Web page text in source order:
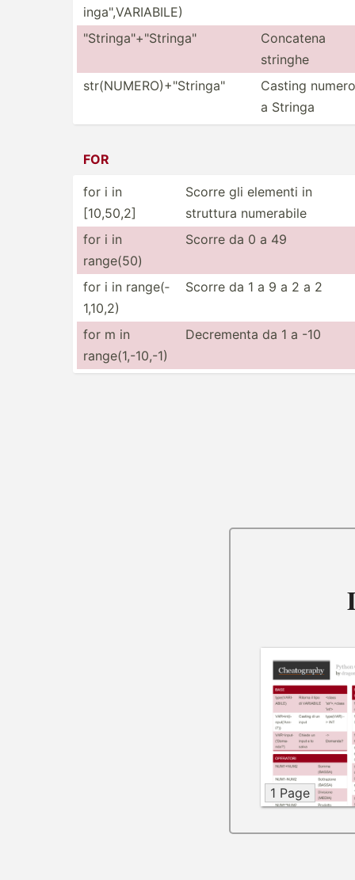
ing­a",V­ARI­ABILE)
"­Str­ing­a"+"S­tri­nga­"
Concatena
stringhe
str(NU­MER­O)+­"­Str­ing­a"
Casting numero
a Stringa
FOR
for i in
[10,50,2]
Scorre gli elementi in
struttura numerabile
for i in
range(50)
Scorre da 0 a 49
for i in range(­
1,10,2)
Scorre da 1 a 9 a 2 a 2
for m in
range(­1,-­10,-1)
Decrementa da 1 a -10
1 Page